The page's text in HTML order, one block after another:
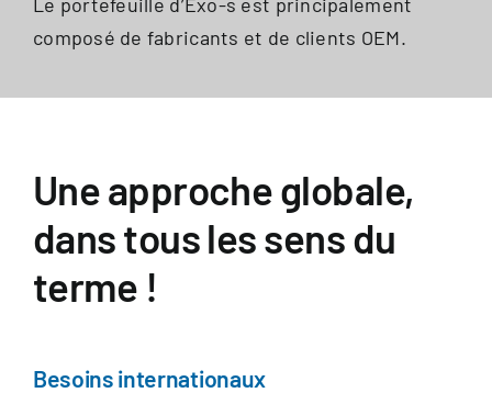
composé de fabricants et de clients OEM.
Une approche globale,
dans tous les sens du
terme !
Besoins internationaux